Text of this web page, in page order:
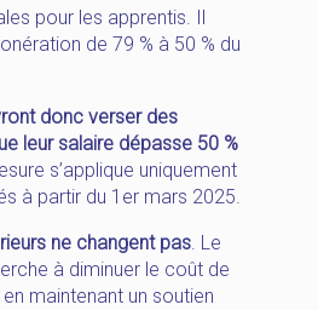
pour les apprentis. Il
de 79 % à 50 % du
donc verser des
leur salaire dépasse 50 %
s’applique uniquement
à partir du 1er mars 2025.
ne changent pas. Le
à diminuer le coût de
maintenant un soutien